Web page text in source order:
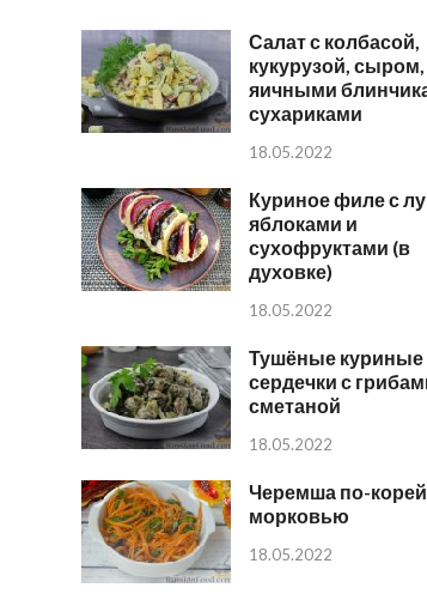
Салат с колбасой,
кукурузой, сыром,
яичными
сухариками
18.05.2022
Куриное филе с
яблоками и
сухофруктами (в
духовке)
18.05.2022
Тушёные куриные
сердечки с
сметаной
18.05.2022
Черемша по-
морковью
18.05.2022